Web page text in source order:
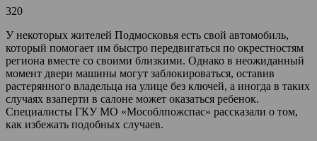
320
У некоторых жителей Подмосковья есть свой автомобиль,
который помогает им быстро передвигаться по окрестностям
региона вместе со своими близкими. Однако в неожиданный
момент двери машины могут заблокироваться, оставив
растерянного владельца на улице без ключей, а иногда в таких
случаях взаперти в салоне может оказаться ребенок.
Специалисты ГКУ МО «Мособлпожспас» рассказали о том,
как избежать подобных случаев.